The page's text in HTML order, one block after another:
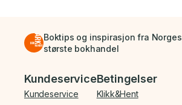
Boktips og inspirasjon fra Norges
største bokhandel
Bunnmeny
Kundeservice
Kundeservice
Betingelser
Klikk&Hent